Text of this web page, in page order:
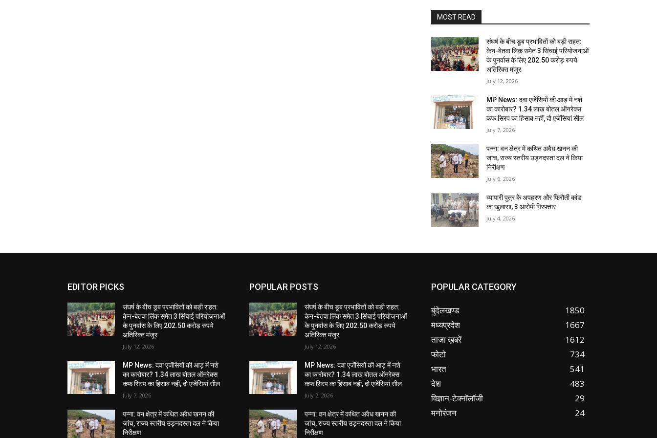
MOST READ
संघर्ष के बीच डूब प्रभावितों को बड़ी राहत:
केन-बेतवा लिंक समेत 3 सिंचाई परियोजनाओं
के पुनर्वास के लिए 202.50 करोड़ रुपये
अतिरिक्त मंजूर
July 12, 2026
MP News: दवा एजेंसियों की आड़ में नशे
का कारोबार? 1.34 लाख बोतल ऑनरेक्स
कफ सिरप का हिसाब नहीं, दो एजेंसियां सील
July 7, 2026
पन्ना: वन क्षेत्र में कथित अवैध खनन की
जांच, राज्य स्तरीय उड़नदस्ता दल ने किया
निरीक्षण
July 6, 2026
व्यापारी पुत्र के अपहरण और फिरौती कांड
का खुलासा, 3 आरोपी गिरफ्तार
July 4, 2026
EDITOR PICKS
संघर्ष के बीच डूब प्रभावितों को बड़ी राहत:
केन-बेतवा लिंक समेत 3 सिंचाई परियोजनाओं
के पुनर्वास के लिए 202.50 करोड़ रुपये
अतिरिक्त मंजूर
July 12, 2026
MP News: दवा एजेंसियों की आड़ में नशे
का कारोबार? 1.34 लाख बोतल ऑनरेक्स
कफ सिरप का हिसाब नहीं, दो एजेंसियां सील
July 7, 2026
पन्ना: वन क्षेत्र में कथित अवैध खनन की
जांच, राज्य स्तरीय उड़नदस्ता दल ने किया
निरीक्षण
POPULAR POSTS
संघर्ष के बीच डूब प्रभावितों को बड़ी राहत:
केन-बेतवा लिंक समेत 3 सिंचाई परियोजनाओं
के पुनर्वास के लिए 202.50 करोड़ रुपये
अतिरिक्त मंजूर
July 12, 2026
MP News: दवा एजेंसियों की आड़ में नशे
का कारोबार? 1.34 लाख बोतल ऑनरेक्स
कफ सिरप का हिसाब नहीं, दो एजेंसियां सील
July 7, 2026
पन्ना: वन क्षेत्र में कथित अवैध खनन की
जांच, राज्य स्तरीय उड़नदस्ता दल ने किया
निरीक्षण
POPULAR CATEGORY
बुंदेलखण्ड
1850
मध्यप्रदेश
1667
ताजा ख़बरें
1612
फोटो
734
भारत
541
देश
483
विज्ञान-टेक्नॉलॉजी
29
मनोरंजन
24